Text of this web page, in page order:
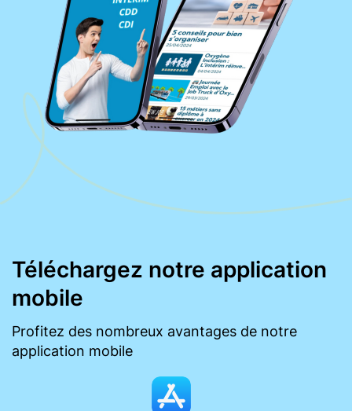
Téléchargez notre application
mobile
Profitez des nombreux avantages de notre
application mobile